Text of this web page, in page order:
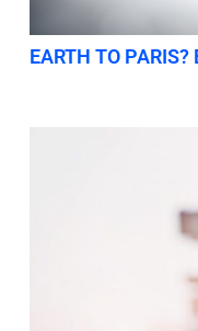
EARTH TO PARIS?